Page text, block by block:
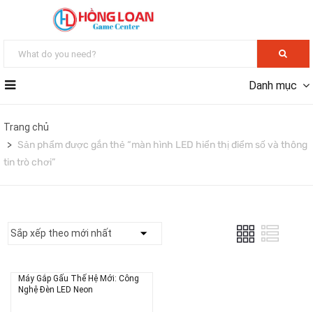
Danh mục
Trang chủ
Sản phẩm được gắn thẻ “màn hình LED hiển thị điểm số và thông
tin trò chơi”
Máy Gắp Gấu Thế Hệ Mới: Công
Nghệ Đèn LED Neon